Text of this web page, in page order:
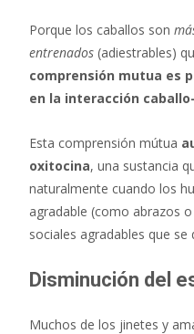
Porque los caballos son
entrenados (adiestrables)
comprensión mutua es
en la interacción
Esta comprensión mútua
oxitocina, una sustancia
naturalmente cuando los
agradable (como abrazos
sociales agradables que se
Disminución del
Muchos de los jinetes y